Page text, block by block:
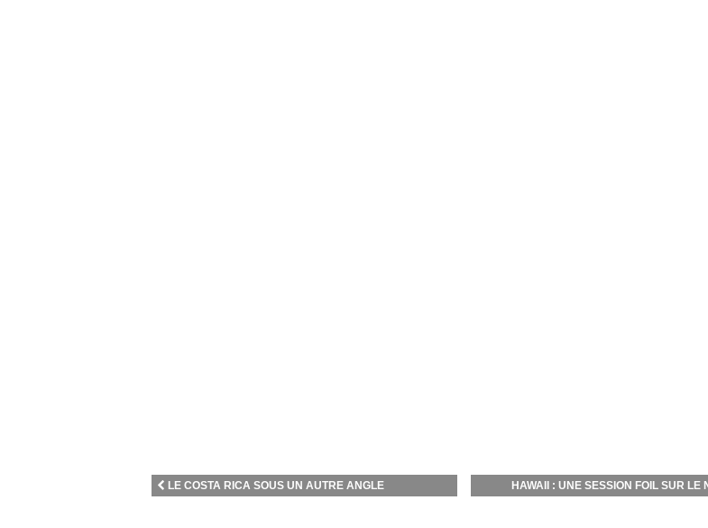
HAWAII : UNE SESSION FOIL SUR LE
LE COSTA RICA SOUS UN AUTRE ANGLE